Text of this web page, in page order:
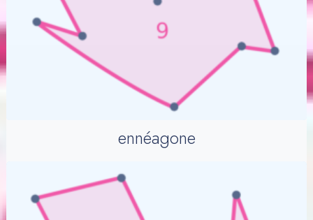
ennéagone